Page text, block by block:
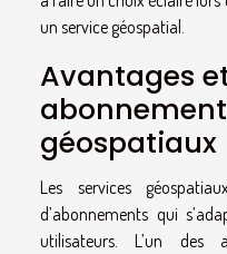
un service géospatial.
Avantages
géospatiaux
Les services
d’abonnements qui
utilisateurs. L’un des